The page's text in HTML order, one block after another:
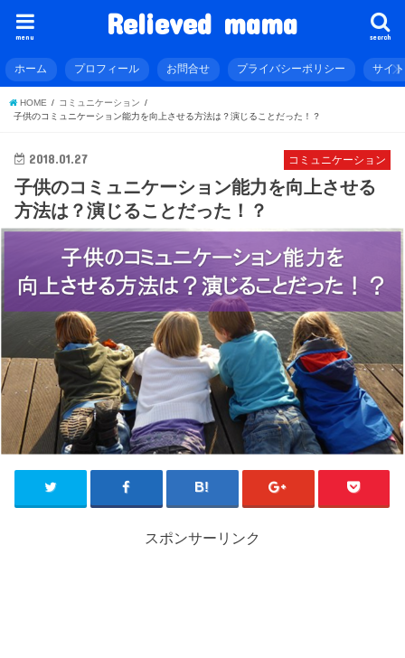
Relieved mama search
menu
ホーム プロフィール お問合せ プライバシーポリシー サイ
HOME
コミュニケーション
子供のコミュニケーション能力を向上させる方法は？演じることだった！？
コミュニケーション
2018.01.27
子供のコミュニケーション能力を向上させる
方法は？演じることだった！？
スポンサーリンク